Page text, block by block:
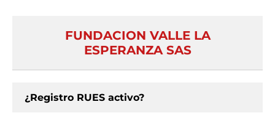
FUNDACION VALLE LA
ESPERANZA SAS
¿Registro RUES activo?